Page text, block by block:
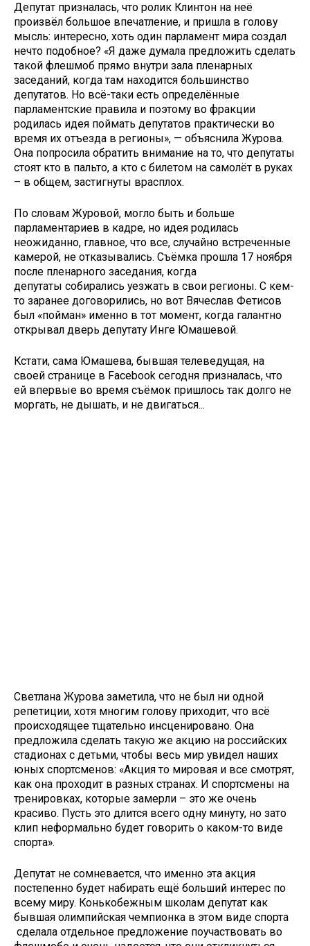
Депутат призналась, что ролик Клинтон на неё
произвёл большое впечатление, и пришла в голову
мысль: интересно, хоть один парламент мира создал
нечто подобное? «Я даже думала предложить сделать
такой флешмоб прямо внутри зала пленарных
заседаний, когда там находится большинство
депутатов. Но всё-таки есть определённые
парламентские правила и поэтому во фракции
родилась идея поймать депутатов практически во
время их отъезда в регионы», — объяснила Журова.
Она попросила обратить внимание на то, что депутаты
стоят кто в пальто, а кто с билетом на самолёт в руках
– в общем, застигнуты врасплох.
По словам Журовой, могло быть и больше
парламентариев в кадре, но идея родилась
неожиданно, главное, что все, случайно встреченные
камерой, не отказывались. Съёмка прошла 17 ноября
после пленарного заседания, когда
депутаты собирались уезжать в свои регионы. С кем-
то заранее договорились, но вот Вячеслав Фетисов
был «пойман» именно в тот момент, когда галантно
открывал дверь депутату Инге Юмашевой.
Кстати, сама Юмашева, бывшая телеведущая, на
своей странице в Facebook сегодня призналась, что
ей впервые во время съёмок пришлось так долго не
моргать, не дышать, и не двигаться...
Светлана Журова заметила, что не был ни одной
репетиции, хотя многим голову приходит, что всё
происходящее тщательно инсценировано. Она
предложила сделать такую же акцию на российских
стадионах с детьми, чтобы весь мир увидел наших
юных спортсменов: «Акция то мировая и все смотрят,
как она проходит в разных странах. И спортсмены на
тренировках, которые замерли – это же очень
красиво. Пусть это длится всего одну минуту, но зато
клип неформально будет говорить о каком-то виде
спорта».
Депутат не сомневается, что именно эта акция
постепенно будет набирать ещё больший интерес по
всему миру. Конькобежным школам депутат как
бывшая олимпийская чемпионка в этом виде спорта
сделала отдельное предложение поучаствовать во